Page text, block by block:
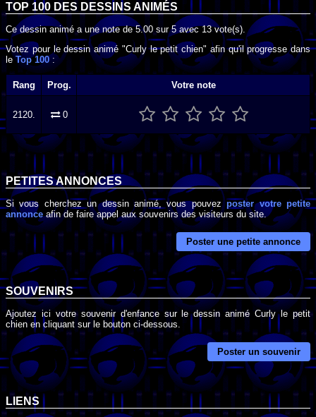
TOP 100 DES DESSINS ANIMÉS
Ce dessin animé a une note de5.00 sur5 avec13vote(s).
Votez pour le dessin animé "Curly le petit chien" afin qu'il progresse dans
leTop 100:
Rang Prog. Votre note
2120. 0
PETITES ANNONCES
Si vous cherchez un dessin animé, vous pouvezposter votre petite
annonceafin de faire appel aux souvenirs des visiteurs du site.
Poster une petite annonce
SOUVENIRS
Ajoutez ici votre souvenir d'enfance sur le dessin animé Curly le petit
chien en cliquant sur le bouton ci-dessous.
Poster un souvenir
LIENS